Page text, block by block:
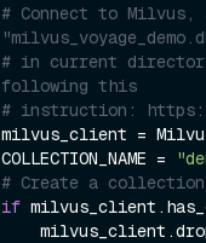
# Connect to
# in current
following this
# instruction:
milvus_client =
COLLECTION_NAME =
# Create a
if